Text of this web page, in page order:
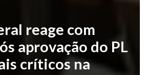
reage com
aprovação do PL
críticos na